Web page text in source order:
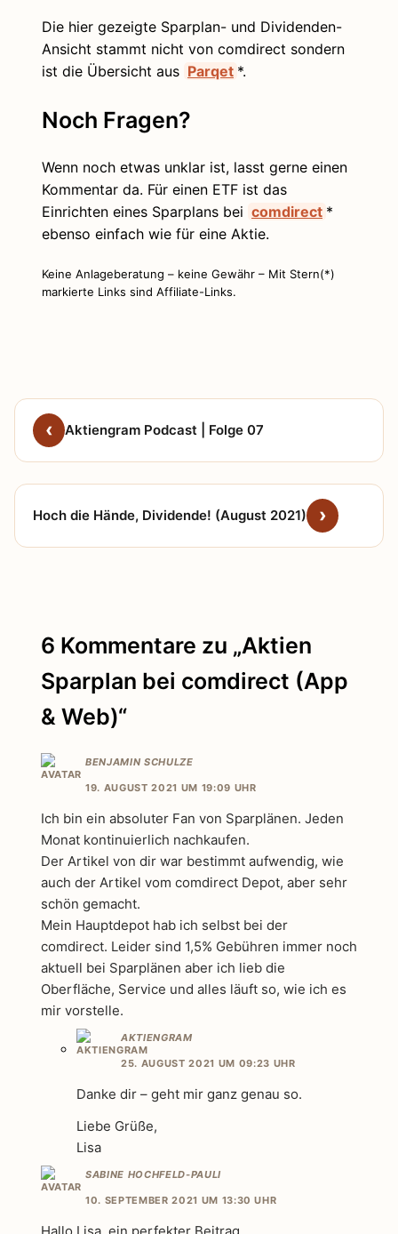
Die hier gezeigte Sparplan- und Dividenden-
Ansicht stammt nicht von comdirect sondern
ist die Übersicht aus Parqet *.
Noch Fragen?
Wenn noch etwas unklar ist, lasst gerne einen
Kommentar da. Für einen ETF ist das
Einrichten eines Sparplans bei comdirect *
ebenso einfach wie für eine Aktie.
Keine Anlageberatung – keine Gewähr – Mit Stern(*)
markierte Links sind Affiliate-Links.
Aktiengram Podcast | Folge 07
Hoch die Hände, Dividende! (August 2021)
6 Kommentare zu „Aktien
Sparplan bei comdirect (App
& Web)“
BENJAMIN SCHULZE
19. AUGUST 2021 UM 19:09 UHR
Ich bin ein absoluter Fan von Sparplänen. Jeden
Monat kontinuierlich nachkaufen.
Der Artikel von dir war bestimmt aufwendig, wie
auch der Artikel vom comdirect Depot, aber sehr
schön gemacht.
Mein Hauptdepot hab ich selbst bei der
comdirect. Leider sind 1,5% Gebühren immer noch
aktuell bei Sparplänen aber ich lieb die
Oberfläche, Service und alles läuft so, wie ich es
mir vorstelle.
AKTIENGRAM
25. AUGUST 2021 UM 09:23 UHR
Danke dir – geht mir ganz genau so.
Liebe Grüße,
Lisa
SABINE HOCHFELD-PAULI
10. SEPTEMBER 2021 UM 13:30 UHR